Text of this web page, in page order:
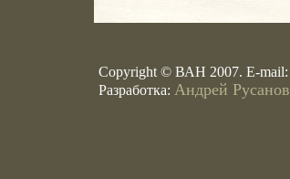
Copyright © ВАН 2007. E-mail:
Разработка: Андрей Русанов